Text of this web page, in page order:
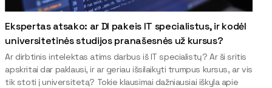
Ekspertas atsako: ar DI pakeis IT specialistus, ir kodėl
universitetinės studijos pranašesnės už kursus?
Ar dirbtinis intelektas atims darbus iš IT specialistų? Ar ši sritis
apskritai dar paklausi, ir ar geriau išsilaikyti trumpus kursus, ar vis
tik stoti į universitetą? Tokie klausimai dažniausiai iškyla apie